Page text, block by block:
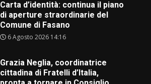
Carta d’identità: continua il piano
di aperture straordinarie del
Comune di Fasano
6 Agosto 2026 14:16
Grazia Neglia, coordinatrice
cittadina di Fratelli d’Italia,